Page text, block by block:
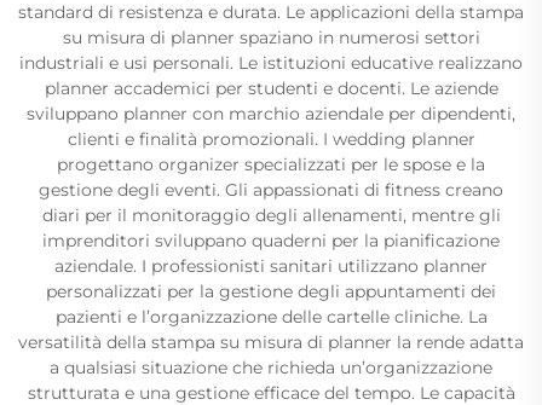
standard di resistenza e durata. Le applicazioni della stampa
su misura di planner spaziano in numerosi settori
industriali e usi personali. Le istituzioni educative realizzano
planner accademici per studenti e docenti. Le aziende
sviluppano planner con marchio aziendale per dipendenti,
clienti e finalità promozionali. I wedding planner
progettano organizer specializzati per le spose e la
gestione degli eventi. Gli appassionati di fitness creano
diari per il monitoraggio degli allenamenti, mentre gli
imprenditori sviluppano quaderni per la pianificazione
aziendale. I professionisti sanitari utilizzano planner
personalizzati per la gestione degli appuntamenti dei
pazienti e l’organizzazione delle cartelle cliniche. La
versatilità della stampa su misura di planner la rende adatta
a qualsiasi situazione che richieda un’organizzazione
strutturata e una gestione efficace del tempo. Le capacità